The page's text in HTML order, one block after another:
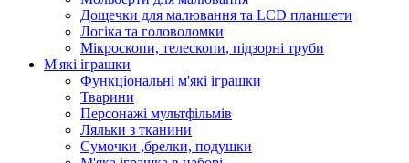
Дощечки для малювання та LCD планшети
Логіка та головоломки
Мікроскопи, телескопи, підзорні труби
М'які іграшки
Функціональні м'які іграшки
Тварини
Персонажі мультфільмів
Ляльки з тканини
Сумочки ,брелки, подушки